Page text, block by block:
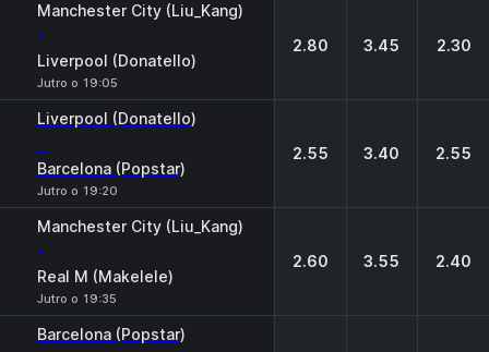
Manchester City (Liu_Kang)
-
Liverpool (Donatello)
Jutro o 19:05
2.80 3.45 2.30
Liverpool (Donatello)
-
Barcelona (Popstar)
Jutro o 19:20
2.55 3.40 2.55
Manchester City (Liu_Kang)
-
Real M (Makelele)
Jutro o 19:35
2.60 3.55 2.40
Barcelona (Popstar)